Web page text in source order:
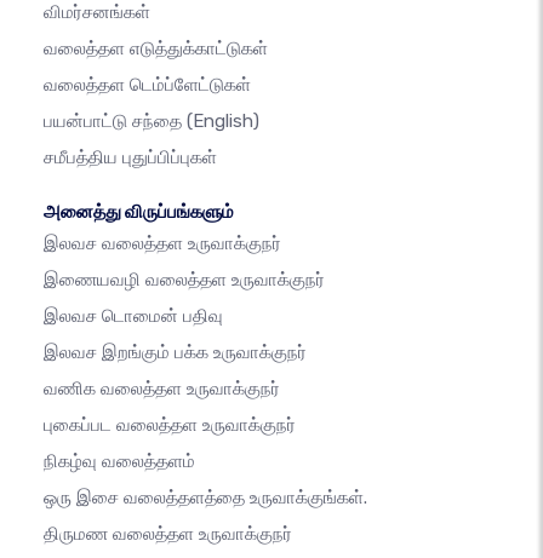
விமர்சனங்கள்
வலைத்தள எடுத்துக்காட்டுகள்
வலைத்தள டெம்ப்ளேட்டுகள்
பயன்பாட்டு சந்தை (English)
சமீபத்திய புதுப்பிப்புகள்
அனைத்து விருப்பங்களும்
இலவச வலைத்தள உருவாக்குநர்
இணையவழி வலைத்தள உருவாக்குநர்
இலவச டொமைன் பதிவு
இலவச இறங்கும் பக்க உருவாக்குநர்
வணிக வலைத்தள உருவாக்குநர்
புகைப்பட வலைத்தள உருவாக்குநர்
நிகழ்வு வலைத்தளம்
ஒரு இசை வலைத்தளத்தை உருவாக்குங்கள்.
திருமண வலைத்தள உருவாக்குநர்